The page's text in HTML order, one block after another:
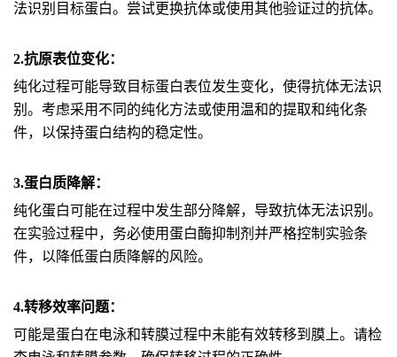
法识别目标蛋白。尝试更换抗体或使用其他验证过的抗体。
2.抗原表位变化：
纯化过程可能导致目标蛋白表位发生变化，使得抗体无法识
别。考虑采用不同的纯化方法或使用温和的提取和纯化条
件，以保持蛋白结构的稳定性。
3.蛋白质降解：
纯化蛋白可能在过程中发生部分降解，导致抗体无法识别。
在实验过程中，务必使用蛋白酶抑制剂并严格控制实验条
件，以降低蛋白质降解的风险。
4.转移效率问题：
可能是蛋白在电泳和转膜过程中未能有效转移到膜上。请检